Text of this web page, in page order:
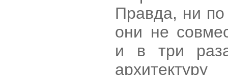
Правда, ни
они не
и в три